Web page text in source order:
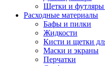
Щетки и футляры
Расходные материалы
Бафы и пилки
Жидкости
Кисти и щетки
Маски и экраны
Перчатки